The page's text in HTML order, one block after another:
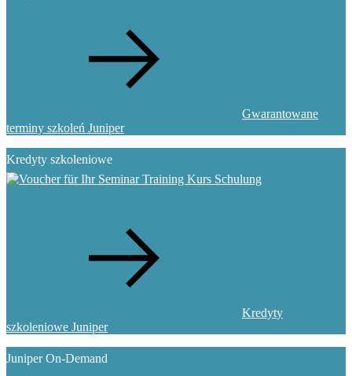
Gwarantowane
terminy szkoleń Juniper
Kredyty szkoleniowe
Kredyty
szkoleniowe Juniper
Juniper On-Demand